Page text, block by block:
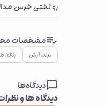
رو تختی خرس
مشخصات
برند: آرش رنگ:
دیدگاه‌ها
دیدگاه ها و